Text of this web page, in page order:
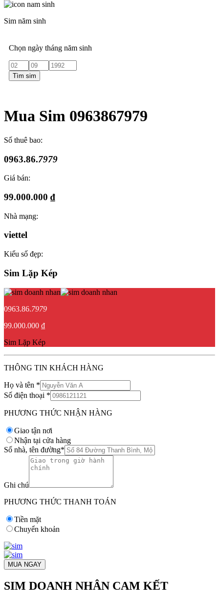
Sim năm sinh
Chọn ngày tháng năm sinh
Tìm sim
Mua Sim 0963867979
Số thuê bao:
0963.86.7979
Giá bán:
99.000.000 ₫
Nhà mạng:
viettel
Kiểu số đẹp:
Sim Lặp Kép
0963.86.7979
99.000.000 ₫
Sim Lặp Kép
THÔNG TIN KHÁCH HÀNG
Họ và tên *
Số điện thoại *
PHƯƠNG THỨC NHẬN HÀNG
Giao tận nơi
Nhận tại cửa hàng
Số nhà, tên đường*
Ghi chú
PHƯƠNG THỨC THANH TOÁN
Tiền mặt
Chuyển khoản
MUA NGAY
SIM DOANH NHÂN CAM KẾT